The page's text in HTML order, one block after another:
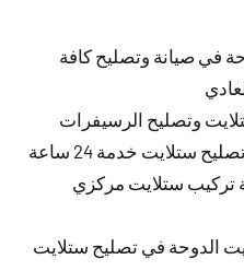
في صيانة وتصليح كافة
وتصليح الرسيفرات
ستلايت خدمة 24 ساعة
تركيب ستلايت مركزي
الدوحة في تصليح ستلايت